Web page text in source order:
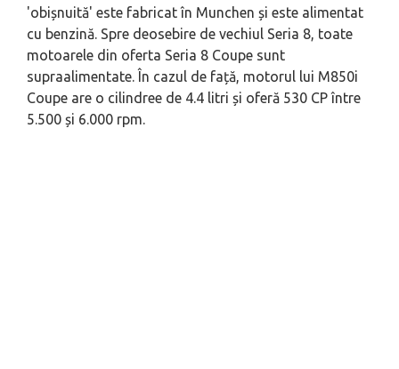
'obișnuită' este fabricat în Munchen și este alimentat
cu benzină. Spre deosebire de vechiul Seria 8, toate
motoarele din oferta Seria 8 Coupe sunt
supraalimentate. În cazul de față, motorul lui M850i
Coupe are o cilindree de 4.4 litri și oferă 530 CP între
5.500 și 6.000 rpm.